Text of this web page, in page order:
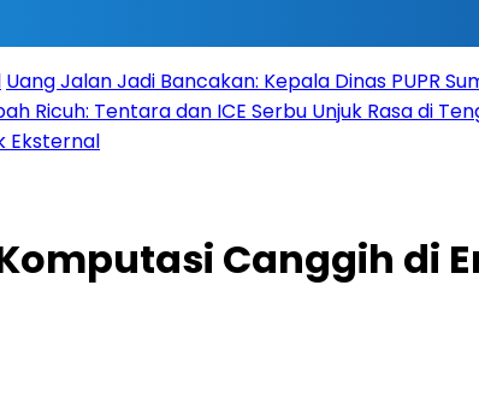
Uang Jalan Jadi Bancakan: Kepala Dinas PUPR
Ricuh: Tentara dan ICE Serbu Unjuk Rasa di
Eksternal
Canggih di